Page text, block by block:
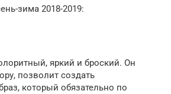
зима 2018-2019:
яркий и броский. Он
позволит создать
который обязательно по